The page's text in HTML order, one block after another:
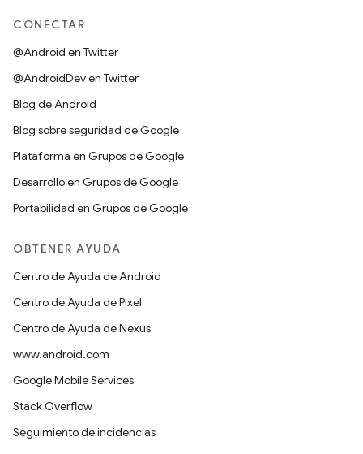
CONECTAR
@Android en Twitter
@AndroidDev en Twitter
Blog de Android
Blog sobre seguridad de Google
Plataforma en Grupos de Google
Desarrollo en Grupos de Google
Portabilidad en Grupos de Google
OBTENER AYUDA
Centro de Ayuda de Android
Centro de Ayuda de Pixel
Centro de Ayuda de Nexus
www.android.com
Google Mobile Services
Stack Overflow
Seguimiento de incidencias